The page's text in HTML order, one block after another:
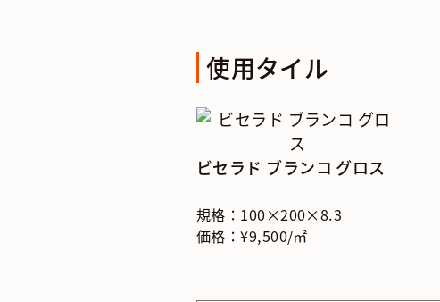
使用タイル
ビセラド ブランコ グロス
規格：100×200×8.3
価格：¥9,500/㎡